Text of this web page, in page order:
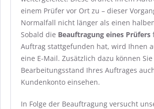
einem Prüfer vor Ort zu – dieser
Normalfall nicht länger als einen
Sobald die Beauftragung eines Prüfers
Auftrag stattgefunden hat, wird Ihnen
eine E-Mail. Zusätzlich dazu können
Bearbeitungsstand Ihres Auftrages
Kundenkonto einsehen.
In Folge der Beauftragung versucht